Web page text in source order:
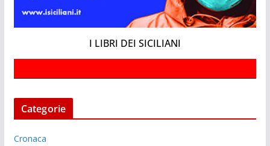
I LIBRI DEI SICILIANI
Categorie
Cronaca